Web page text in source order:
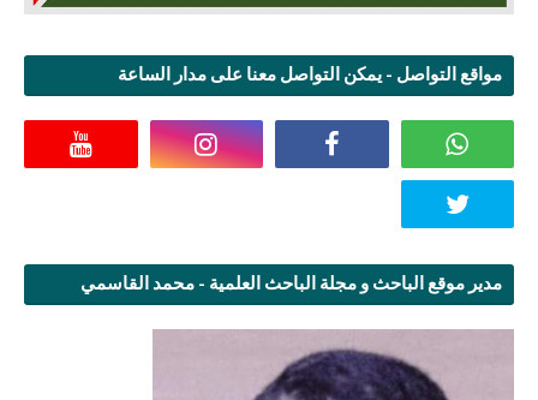
مواقع التواصل - يمكن التواصل معنا على مدار الساعة
مدير موقع الباحث و مجلة الباحث العلمية - محمد القاسمي